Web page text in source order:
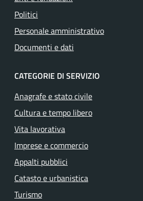
Politici
Personale amministrativo
Documenti e dati
CATEGORIE DI SERVIZIO
Anagrafe e stato civile
Cultura e tempo libero
Vita lavorativa
Imprese e commercio
Appalti pubblici
Catasto e urbanistica
Turismo